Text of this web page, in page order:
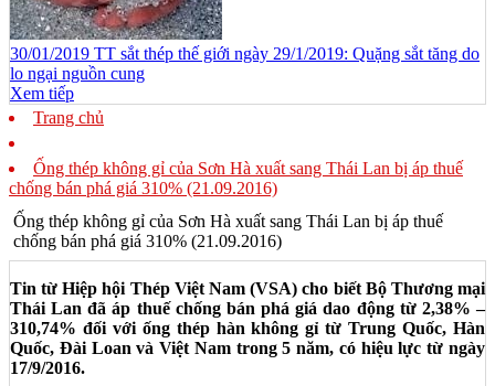
30/01/2019 TT sắt thép thế giới ngày 29/1/2019: Quặng sắt tăng do
lo ngại nguồn cung
Xem tiếp
Trang chủ
Ống thép không gỉ của Sơn Hà xuất sang Thái Lan bị áp thuế
chống bán phá giá 310% (21.09.2016)
Ống thép không gỉ của Sơn Hà xuất sang Thái Lan bị áp thuế
chống bán phá giá 310% (21.09.2016)
Tin từ Hiệp hội Thép Việt Nam (VSA) cho biết Bộ Thương mại
Thái Lan đã áp thuế chống bán phá giá dao động từ 2,38% –
310,74% đối với ống thép hàn không gỉ từ Trung Quốc, Hàn
Quốc, Đài Loan và Việt Nam trong 5 năm, có hiệu lực từ ngày
17/9/2016.